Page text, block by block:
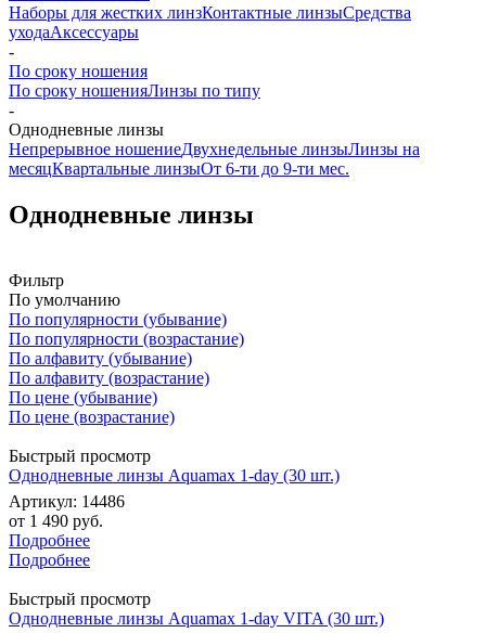
Наборы для жестких линзКонтактные линзыСредства
уходаАксессуары
-
По сроку ношения
По сроку ношенияЛинзы по типу
-
Однодневные линзы
Непрерывное ношениеДвухнедельные линзыЛинзы на
месяцКвартальные линзыОт 6-ти до 9-ти мес.
Однодневные линзы
Фильтр
По умолчанию
По популярности (убывание)
По популярности (возрастание)
По алфавиту (убывание)
По алфавиту (возрастание)
По цене (убывание)
По цене (возрастание)
Быстрый просмотр
Однодневные линзы Aquamax 1-day (30 шт.)
Артикул: 14486
от 1 490 руб.
Подробнее
Подробнее
Быстрый просмотр
Однодневные линзы Aquamax 1-day VITA (30 шт.)